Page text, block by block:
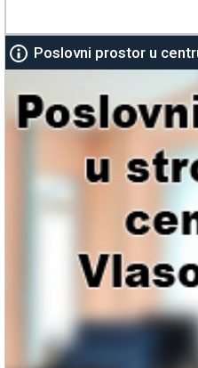
Poslovni prostor u